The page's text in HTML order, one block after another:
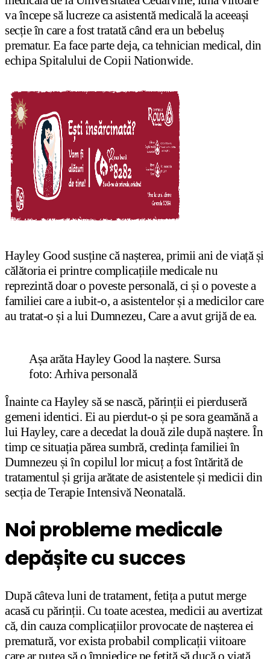
va începe să lucreze ca asistentă medicală la aceeași
secție în care a fost tratată când era un bebeluș
prematur. Ea face parte deja, ca tehnician medical, din
echipa Spitalului de Copii Nationwide.
Hayley Good susține că nașterea, primii ani de viață și
călătoria ei printre complicațiile medicale nu
reprezintă doar o poveste personală, ci și o poveste a
familiei care a iubit-o, a asistentelor și a medicilor care
au tratat-o și a lui Dumnezeu, Care a avut grijă de ea.
Așa arăta Hayley Good la naștere. Sursa
foto: Arhiva personală
Înainte ca Hayley să se nască, părinții ei pierduseră
gemeni identici. Ei au pierdut-o și pe sora geamănă a
lui Hayley, care a decedat la două zile după naștere. În
timp ce situația părea sumbră, credința familiei în
Dumnezeu și în copilul lor micuț a fost întărită de
tratamentul și grija arătate de asistentele și medicii din
secția de Terapie Intensivă Neonatală.
Noi probleme medicale
depășite cu succes
După câteva luni de tratament, fetița a putut merge
acasă cu părinții. Cu toate acestea, medicii au avertizat
că, din cauza complicațiilor provocate de nașterea ei
prematură, vor exista probabil complicații viitoare